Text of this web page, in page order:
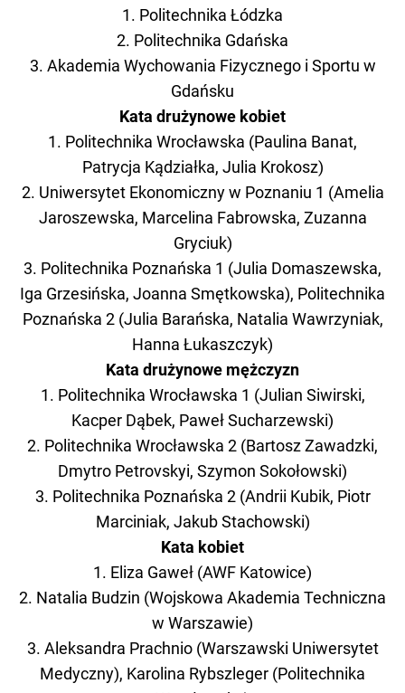
1. Politechnika Łódzka
2. Politechnika Gdańska
3. Akademia Wychowania Fizycznego i Sportu w
Gdańsku
Kata drużynowe kobiet
1. Politechnika Wrocławska (Paulina Banat,
Patrycja Kądziałka, Julia Krokosz)
2. Uniwersytet Ekonomiczny w Poznaniu 1 (Amelia
Jaroszewska, Marcelina Fabrowska, Zuzanna
Gryciuk)
3. Politechnika Poznańska 1 (Julia Domaszewska,
Iga Grzesińska, Joanna Smętkowska), Politechnika
Poznańska 2 (Julia Barańska, Natalia Wawrzyniak,
Hanna Łukaszczyk)
Kata drużynowe mężczyzn
1. Politechnika Wrocławska 1 (Julian Siwirski,
Kacper Dąbek, Paweł Sucharzewski)
2. Politechnika Wrocławska 2 (Bartosz Zawadzki,
Dmytro Petrovskyi, Szymon Sokołowski)
3. Politechnika Poznańska 2 (Andrii Kubik, Piotr
Marciniak, Jakub Stachowski)
Kata kobiet
1. Eliza Gaweł (AWF Katowice)
2. Natalia Budzin (Wojskowa Akademia Techniczna
w Warszawie)
3. Aleksandra Prachnio (Warszawski Uniwersytet
Medyczny), Karolina Rybszleger (Politechnika